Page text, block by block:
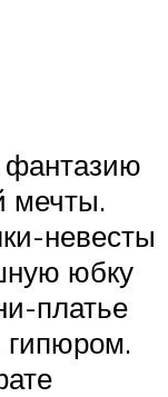
фантазию
мечты.
невесты
юбку
платье
гипюром.